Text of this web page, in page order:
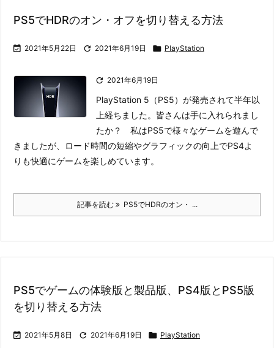
PS5でHDRのオン・オフを切り替える方法
 2021年5月22日  2021年6月19日  PlayStation
 2021年6月19日
PlayStation 5（PS5）が発売されて半年以
上経ちました。皆さんは手に入れられまし
たか？ 私はPS5で様々なゲームを遊んで
きましたが、ロード時間の短縮やグラフィックの向上でPS4よ
りも快適にゲームを楽しめています。
記事を読む PS5でHDRのオン・ ...
PS5でゲームの体験版と製品版、PS4版とPS5版
を切り替える方法
 2021年5月8日  2021年6月19日  PlayStation